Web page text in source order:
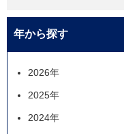
年から探す
2026年
2025年
2024年